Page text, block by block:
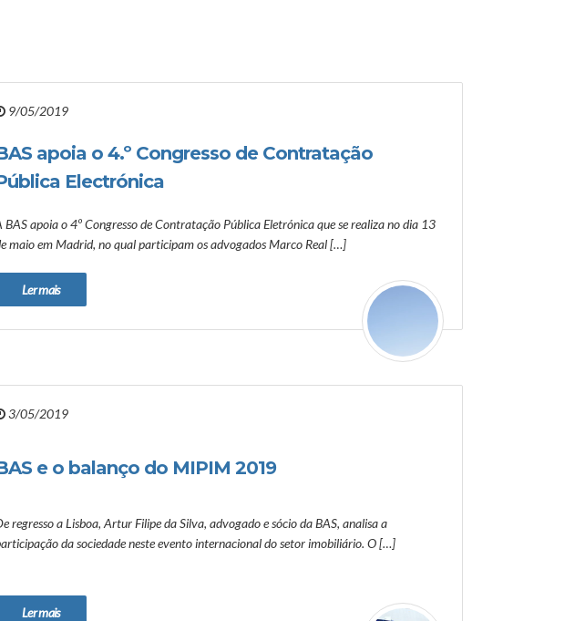
9/05/2019
apoia o 4.º Congresso de Contratação
Electrónica
BAS apoia o 4º Congresso de Contratação Pública Eletrónica que se realiza no dia 13
maio em Madrid, no qual participam os advogados Marco Real […]
Ler mais
3/05/2019
e o balanço do MIPIM 2019
regresso a Lisboa, Artur Filipe da Silva, advogado e sócio da BAS, analisa a
da sociedade neste evento internacional do setor imobiliário. O […]
Ler mais